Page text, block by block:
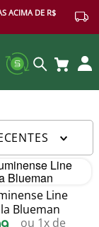
ACIMA DE R$
Line
Blueman
ou 1x de